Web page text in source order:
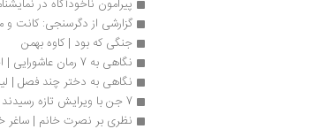
پیرامون ناخودآگاه در
گزارشی از دگرسنجی: کانت
جنگی که بود | کاوه بهمن
نگاهی به 7 رمان عاشورایی | احمد محمدتبریزی
نگاهی به دختر چند فصل |
7 جن با ویرایش تازه رسیدند
نظری بر نصرت خانم | ساغر